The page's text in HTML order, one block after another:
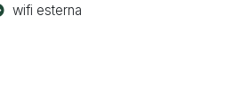
wifi esterna